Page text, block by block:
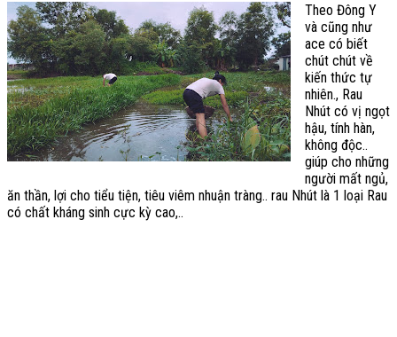
Theo Đông Y
và cũng như
ace có biết
chút chút về
kiến thức tự
nhiên., Rau
Nhút có vị ngọt
hậu, tính hàn,
không độc..
giúp cho những
người mất ngủ,
ăn thần, lợi cho tiểu tiện, tiêu viêm nhuận tràng.. rau Nhút là 1 loại Rau
có chất kháng sinh cực kỳ cao,..